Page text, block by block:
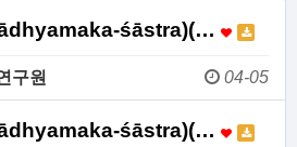
śāstra)(…
구원 04-05
śāstra)(…